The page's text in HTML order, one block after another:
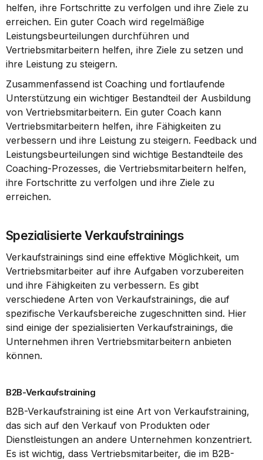
helfen, ihre Fortschritte zu verfolgen und ihre Ziele zu
erreichen. Ein guter Coach wird regelmäßige
Leistungsbeurteilungen durchführen und
Vertriebsmitarbeitern helfen, ihre Ziele zu setzen und
ihre Leistung zu steigern.
Zusammenfassend ist Coaching und fortlaufende
Unterstützung ein wichtiger Bestandteil der Ausbildung
von Vertriebsmitarbeitern. Ein guter Coach kann
Vertriebsmitarbeitern helfen, ihre Fähigkeiten zu
verbessern und ihre Leistung zu steigern. Feedback und
Leistungsbeurteilungen sind wichtige Bestandteile des
Coaching-Prozesses, die Vertriebsmitarbeitern helfen,
ihre Fortschritte zu verfolgen und ihre Ziele zu
erreichen.
Spezialisierte Verkaufstrainings
Verkaufstrainings sind eine effektive Möglichkeit, um
Vertriebsmitarbeiter auf ihre Aufgaben vorzubereiten
und ihre Fähigkeiten zu verbessern. Es gibt
verschiedene Arten von Verkaufstrainings, die auf
spezifische Verkaufsbereiche zugeschnitten sind. Hier
sind einige der spezialisierten Verkaufstrainings, die
Unternehmen ihren Vertriebsmitarbeitern anbieten
können.
B2B-Verkaufstraining
B2B-Verkaufstraining ist eine Art von Verkaufstraining,
das sich auf den Verkauf von Produkten oder
Dienstleistungen an andere Unternehmen konzentriert.
Es ist wichtig, dass Vertriebsmitarbeiter, die im B2B-